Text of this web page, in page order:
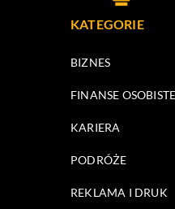
KATEGORIE
BIZNES
FINANSE OSOBISTE
KARIERA
PODRÓŻE
REKLAMA I DRUK